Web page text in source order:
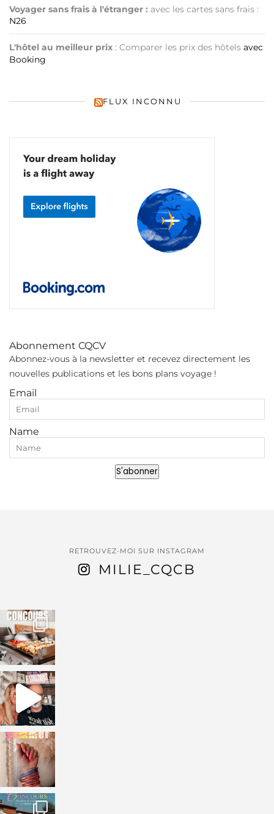
Voyager sans frais à l'étranger : avec les cartes sans frais :
N26
L'hôtel au meilleur prix : Comparer les prix des hôtels avec
Booking
FLUX INCONNU
Abonnement CQCV
Abonnez-vous à la newsletter et recevez directement les
nouvelles publications et les bons plans voyage !
Email
Name
S'abonner
RETROUVEZ-MOI SUR INSTAGRAM
MILIE_CQCB